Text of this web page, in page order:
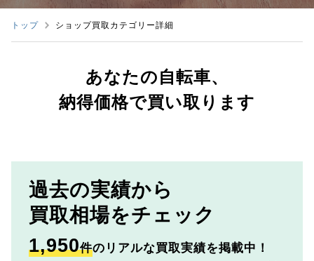
トップ ショップ買取カテゴリー詳細
あなたの自転車、
納得価格で買い取ります
過去の実績から
買取相場をチェック
1,950件のリアルな買取実績を掲載中！